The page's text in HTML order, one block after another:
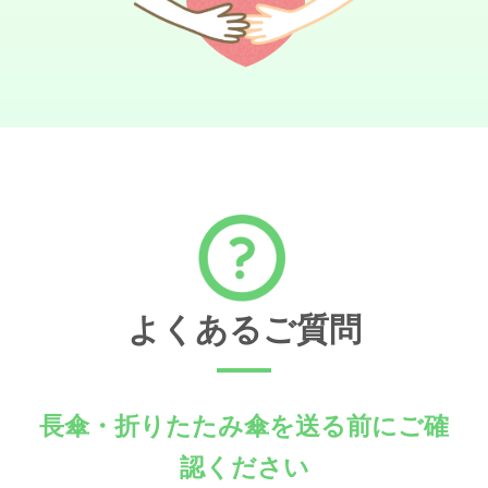
よくあるご質問
長傘・折りたたみ傘を送る前にご確
認ください